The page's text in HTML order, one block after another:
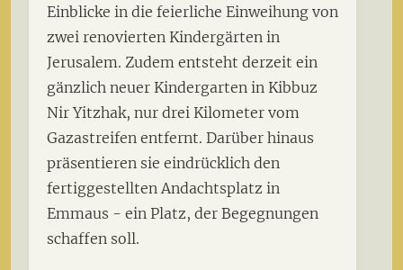
Einblicke in die feierliche Einweihung von
zwei renovierten Kindergärten in
Jerusalem. Zudem entsteht derzeit ein
gänzlich neuer Kindergarten in Kibbuz
Nir Yitzhak, nur drei Kilometer vom
Gazastreifen entfernt. Darüber hinaus
präsentieren sie eindrücklich den
fertiggestellten Andachtsplatz in
Emmaus - ein Platz, der Begegnungen
schaffen soll.